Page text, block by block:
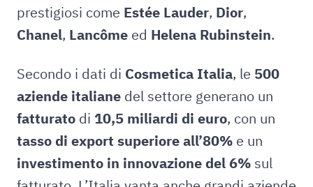
prestigiosi come Estée Lauder, Dior,
Chanel, Lancôme ed Helena Rubinstein.
Secondo i dati di Cosmetica Italia, le 500
aziende italiane del settore generano un
fatturato di 10,5 miliardi di euro, con un
tasso di export superiore all’80% e un
investimento in innovazione del 6% sul